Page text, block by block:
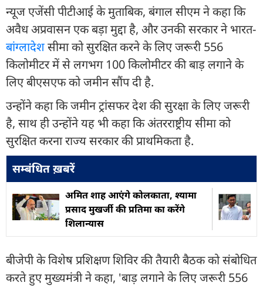
न्यूज एजेंसी पीटीआई के मुताबिक, बंगाल सीएम ने कहा कि
अवैध अप्रवासन एक बड़ा मुद्दा है, और उनकी सरकार ने भारत-
बांग्लादेशसीमा को सुरक्षित करने के लिए जरूरी 556
किलोमीटर में से लगभग 100 किलोमीटर की बाड़ लगाने के
लिए बीएसएफ को जमीन सौंप दी है.
उन्होंने कहा कि जमीन ट्रांसफर देश की सुरक्षा के लिए जरूरी
है, साथ ही उन्होंने यह भी कहा कि अंतरराष्ट्रीय सीमा को
सुरक्षित करना राज्य सरकार की प्राथमिकता है.
सम्बंधित ख़बरें
अमित शाह आएंगे कोलकाता, श्यामा
प्रसाद मुखर्जी की प्रतिमा का करेंगे
शिलान्यास
बीजेपी के विशेष प्रशिक्षण शिविर की तैयारी बैठक को संबोधित
करते हुए मुख्यमंत्री ने कहा, 'बाड़ लगाने के लिए जरूरी 556